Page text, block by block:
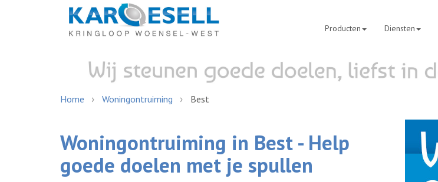
Producten Diensten
Home Woningontruiming Best
Woningontruiming in Best - Help
goede doelen met je spullen